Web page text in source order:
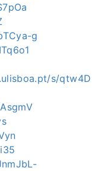
g
s/qtw4D